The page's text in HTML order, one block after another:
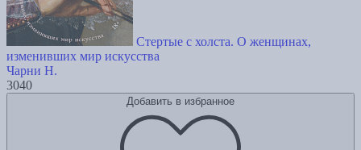
Стертые с холста. О женщинах,
изменивших мир искусства
Чарни Н.
3040
Добавить в избранное